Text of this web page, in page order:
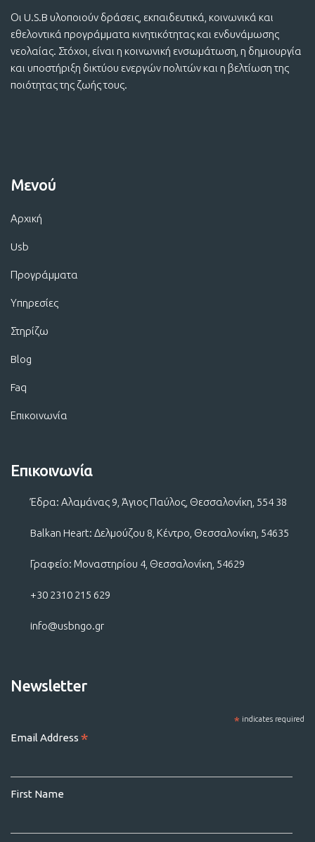
Οι U.S.B υλοποιούν δράσεις, εκπαιδευτικά, κοινωνικά και
εθελοντικά προγράμματα κινητικότητας και ενδυνάμωσης
νεολαίας. Στόχοι, είναι η κοινωνική ενσωμάτωση, η δημιουργία
και υποστήριξη δικτύου ενεργών πολιτών και η βελτίωση της
ποιότητας της ζωής τους.
Μενού
Αρχική
Usb
Προγράμματα
Υπηρεσίες
Στηρίζω
Blog
Faq
Επικοινωνία
Επικοινωνία
Έδρα: Αλαμάνας 9, Άγιος Παύλος, Θεσσαλονίκη, 554 38
Balkan Heart: Δελμούζου 8, Κέντρο, Θεσσαλονίκη, 54635
Γραφείο: Μοναστηρίου 4, Θεσσαλονίκη, 54629
+30 2310 215 629
info@usbngo.gr
Newsletter
* indicates required
Email Address *
First Name